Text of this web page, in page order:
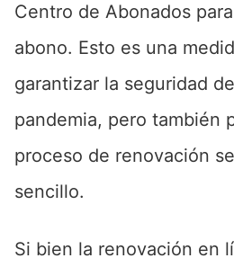
Centro de Abonados
abono. Esto es una
garantizar la seguridad
pandemia, pero también
proceso de renovación
sencillo.
Si bien la renovación en